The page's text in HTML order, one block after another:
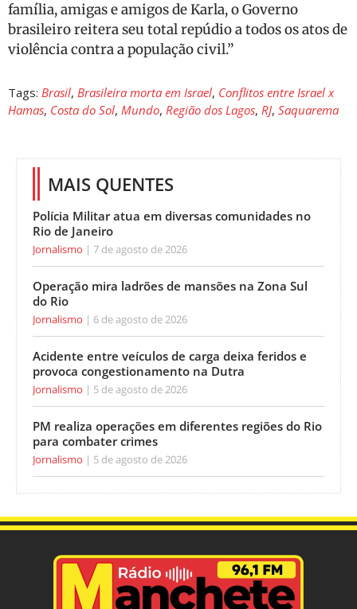
família, amigas e amigos de Karla, o Governo
brasileiro reitera seu total repúdio a todos os atos de
violência contra a população civil.”
Tags: Brasil, Brasileira morta em Israel, Conflitos entre Israel x
Hamas, Costa do Sol, Mundo, Região dos Lagos, RJ, Saquarema
MAIS QUENTES
Polícia Militar atua em diversas comunidades no
Rio de Janeiro
Jornalismo 7 de agosto de 2026
Operação mira ladrões de mansões na Zona Sul
do Rio
Jornalismo 6 de agosto de 2026
Acidente entre veículos de carga deixa feridos e
provoca congestionamento na Dutra
Jornalismo 5 de agosto de 2026
PM realiza operações em diferentes regiões do Rio
para combater crimes
Jornalismo 5 de agosto de 2026